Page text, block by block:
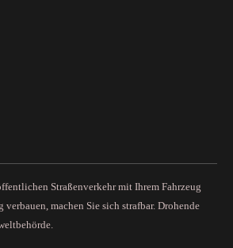
Straßenverkehr mit Ihrem Fahrzeug
machen Sie sich strafbar. Drohende